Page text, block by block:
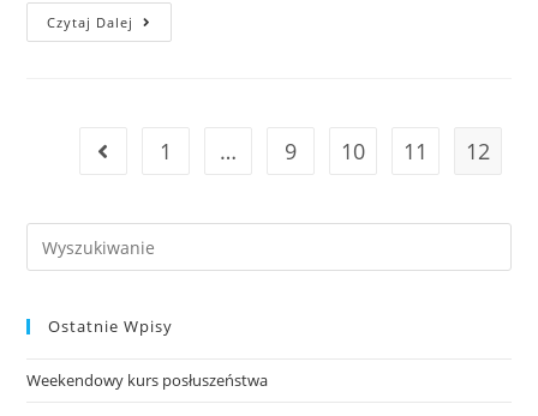
Czytaj Dalej Zapisy
Na
Go to the previous page
1 … 9 10 11 12
Search
this
Ostatnie Wpisy
Weekendowy kurs posłuszeństwa